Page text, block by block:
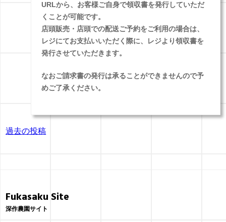
URLから、お客様ご自身で領収書を発行していただ
くことが可能です。
店頭販売・店頭での配送ご予約をご利用の場合は、
レジにてお支払いいただく際に、レジより領収書を
発行させていただきます。
なおご請求書の発行は承ることができませんので予
めご了承ください。
投
ゲ
過去の投稿
Fukasaku Site
深作農園サイト